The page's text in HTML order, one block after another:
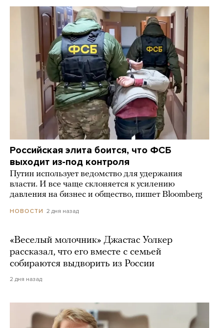
Российская элита боится, что ФСБ
выходит из-под контроля
Путин использует ведомство для удержания
власти. И все чаще склоняется к усилению
давления на бизнес и общество, пишет Bloomberg
НОВОСТИ 2 дня назад
«Веселый молочник» Джастас Уолкер
рассказал, что его вместе с семьей
собираются выдворить из России
2 дня назад